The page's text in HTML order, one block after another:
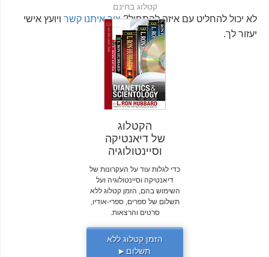
לא יכול להחליט עם איזה להתחיל?צור איתנו קשר ויועץ אישי
יעזור לך.
קטלוג בחינם
הקטלוג
של דיאנטיקה
וסיינטולוגיה
כדי לגלות עוד על העקרונות של
דיאנטיקה וסיינטולוגיה ועל
השימוש בהם, הזמן קטלוג ללא
תשלום של ספרים, ספרי-אודיו,
סרטים והרצאות.
הזמן קטלוג ללא
תשלום▶